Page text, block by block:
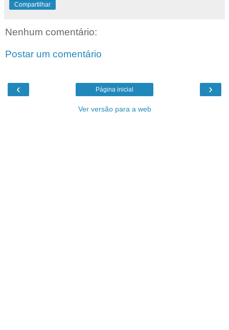
Compartilhar
Nenhum comentário:
Postar um comentário
‹ ›
Página inicial
Ver versão para a web